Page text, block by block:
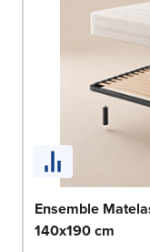
Ensemble
140x190 cm